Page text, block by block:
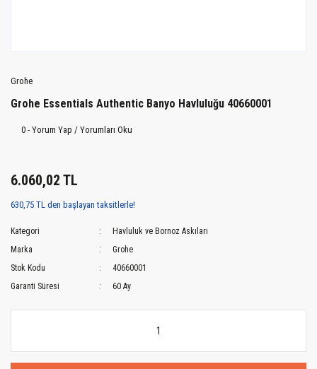
Grohe
Grohe Essentials Authentic Banyo Havluluğu 40660001
0 - Yorum Yap / Yorumları Oku
6.060,02 TL
630,75 TL den başlayan taksitlerle!
Kategori
Havluluk ve Bornoz Askıları
Marka
Grohe
Stok Kodu
40660001
Garanti Süresi
60 Ay